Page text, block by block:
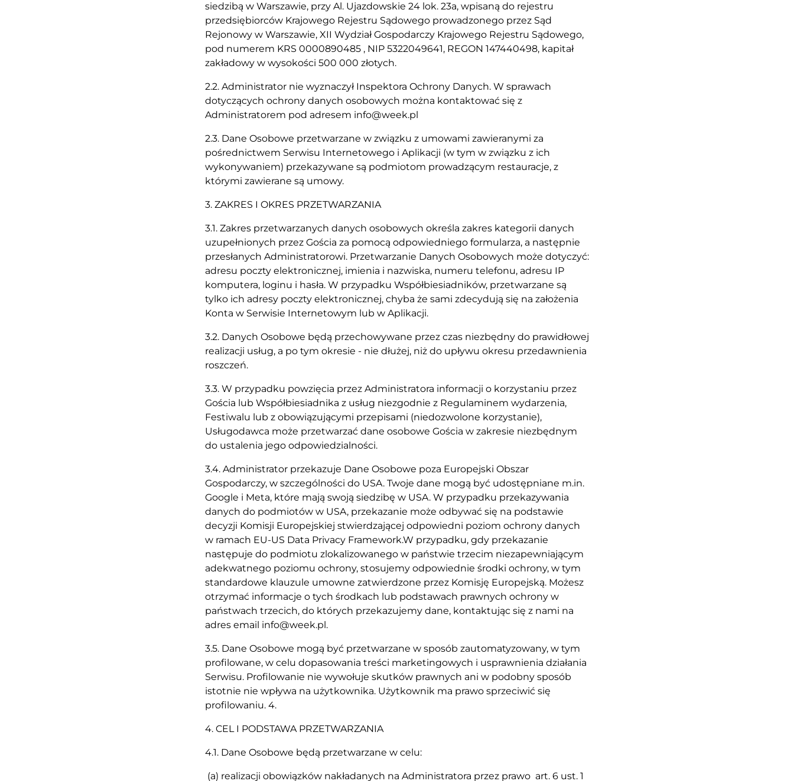
siedzibą w Warszawie, przy Al. Ujazdowskie 24 lok. 23a, wpisaną do rejestru
przedsiębiorców Krajowego Rejestru Sądowego prowadzonego przez Sąd
Rejonowy w Warszawie, XII Wydział Gospodarczy Krajowego Rejestru Sądowego,
pod numerem KRS 0000890485 , NIP 5322049641, REGON 147440498, kapitał
zakładowy w wysokości 500 000 złotych.
2.2. Administrator nie wyznaczył Inspektora Ochrony Danych. W sprawach
dotyczących ochrony danych osobowych można kontaktować się z
Administratorem pod adresem info@week.pl
2.3. Dane Osobowe przetwarzane w związku z umowami zawieranymi za
pośrednictwem Serwisu Internetowego i Aplikacji (w tym w związku z ich
wykonywaniem) przekazywane są podmiotom prowadzącym restauracje, z
którymi zawierane są umowy.
3. ZAKRES I OKRES PRZETWARZANIA
3.1. Zakres przetwarzanych danych osobowych określa zakres kategorii danych
uzupełnionych przez Gościa za pomocą odpowiedniego formularza, a następnie
przesłanych Administratorowi. Przetwarzanie Danych Osobowych może dotyczyć:
adresu poczty elektronicznej, imienia i nazwiska, numeru telefonu, adresu IP
komputera, loginu i hasła. W przypadku Współbiesiadników, przetwarzane są
tylko ich adresy poczty elektronicznej, chyba że sami zdecydują się na założenia
Konta w Serwisie Internetowym lub w Aplikacji.
3.2. Danych Osobowe będą przechowywane przez czas niezbędny do prawidłowej
realizacji usług, a po tym okresie - nie dłużej, niż do upływu okresu przedawnienia
roszczeń.
3.3. W przypadku powzięcia przez Administratora informacji o korzystaniu przez
Gościa lub Współbiesiadnika z usług niezgodnie z Regulaminem wydarzenia,
Festiwalu lub z obowiązującymi przepisami (niedozwolone korzystanie),
Usługodawca może przetwarzać dane osobowe Gościa w zakresie niezbędnym
do ustalenia jego odpowiedzialności.
3.4. Administrator przekazuje Dane Osobowe poza Europejski Obszar
Gospodarczy, w szczególności do USA. Twoje dane mogą być udostępniane m.in.
Google i Meta, które mają swoją siedzibę w USA. W przypadku przekazywania
danych do podmiotów w USA, przekazanie może odbywać się na podstawie
decyzji Komisji Europejskiej stwierdzającej odpowiedni poziom ochrony danych
w ramach EU-US Data Privacy Framework.W przypadku, gdy przekazanie
następuje do podmiotu zlokalizowanego w państwie trzecim niezapewniającym
adekwatnego poziomu ochrony, stosujemy odpowiednie środki ochrony, w tym
standardowe klauzule umowne zatwierdzone przez Komisję Europejską. Możesz
otrzymać informacje o tych środkach lub podstawach prawnych ochrony w
państwach trzecich, do których przekazujemy dane, kontaktując się z nami na
adres email info@week.pl.
3.5. Dane Osobowe mogą być przetwarzane w sposób zautomatyzowany, w tym
profilowane, w celu dopasowania treści marketingowych i usprawnienia działania
Serwisu. Profilowanie nie wywołuje skutków prawnych ani w podobny sposób
istotnie nie wpływa na użytkownika. Użytkownik ma prawo sprzeciwić się
profilowaniu. 4.
4. CEL I PODSTAWA PRZETWARZANIA
4.1. Dane Osobowe będą przetwarzane w celu:
(a) realizacji obowiązków nakładanych na Administratora przez prawo art. 6 ust. 1